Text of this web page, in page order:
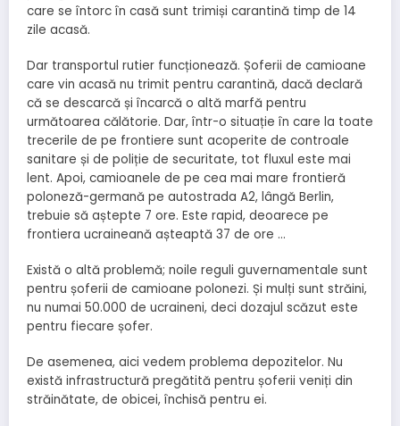
care se întorc în casă sunt trimiși carantină timp de 14
zile acasă.
Dar transportul rutier funcționează. Șoferii de camioane
care vin acasă nu trimit pentru carantină, dacă declară
că se descarcă și încarcă o altă marfă pentru
următoarea călătorie. Dar, într-o situație în care la toate
trecerile de pe frontiere sunt acoperite de controale
sanitare și de poliție de securitate, tot fluxul este mai
lent. Apoi, camioanele de pe cea mai mare frontieră
poloneză-germană pe autostrada A2, lângă Berlin,
trebuie să aștepte 7 ore. Este rapid, deoarece pe
frontiera ucraineană așteaptă 37 de ore …
Există o altă problemă; noile reguli guvernamentale sunt
pentru șoferii de camioane polonezi. Și mulți sunt străini,
nu numai 50.000 de ucraineni, deci dozajul scăzut este
pentru fiecare șofer.
De asemenea, aici vedem problema depozitelor. Nu
există infrastructură pregătită pentru șoferii veniți din
străinătate, de obicei, închisă pentru ei.